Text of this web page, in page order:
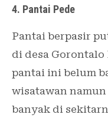
4. Pantai Pede
Pantai berpasir
di desa Gorontalo
pantai ini belum
wisatawan
banyak di